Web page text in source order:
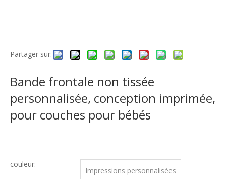
Partager sur:
Bande frontale non tissée
personnalisée, conception imprimée,
pour couches pour bébés
couleur:
Impressions personnalisées